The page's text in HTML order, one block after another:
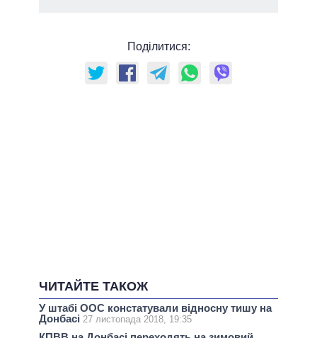
Поділитися:
ЧИТАЙТЕ ТАКОЖ
У штабі ООС констатували відносну тишу на
Донбасі 27 листопада 2018, 19:35